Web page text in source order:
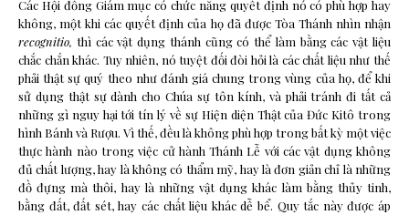
Các Hội đồng Giám mục có chức năng quyết định nó có phù hợp hay
không, một khi các quyết định của họ đã được Tòa Thánh nhìn nhận
recognitio, thì các vật dụng thánh cũng có thể làm bằng các vật liệu
chắc chắn khác. Tuy nhiên, nó tuyệt đối đòi hỏi là các chất liệu như thế
phải thật sự quý theo như đánh giá chung trong vùng của họ, để khi
sử dụng thật sự dành cho Chúa sự tôn kính, và phải tránh đi tất cả
những gì nguy hại tới tín lý về sự Hiện diện Thật của Đức Kitô trong
hình Bánh và Rượu. Vì thế, đều là không phù hợp trong bất kỳ một việc
thực hành nào trong việc cử hành Thánh Lễ với các vật dụng không
đủ chất lượng, hay là không có thẩm mỹ, hay là đơn giản chỉ là những
đồ đựng mà thôi, hay là những vật dụng khác làm bằng thủy tinh,
bằng đất, đất sét, hay các chất liệu khác dễ bể. Quy tắc này được áp